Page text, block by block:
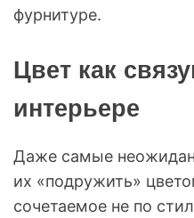
фурнитуре.
Цвет как
интерьере
Даже самые
их «подружить»
сочетаемое не по